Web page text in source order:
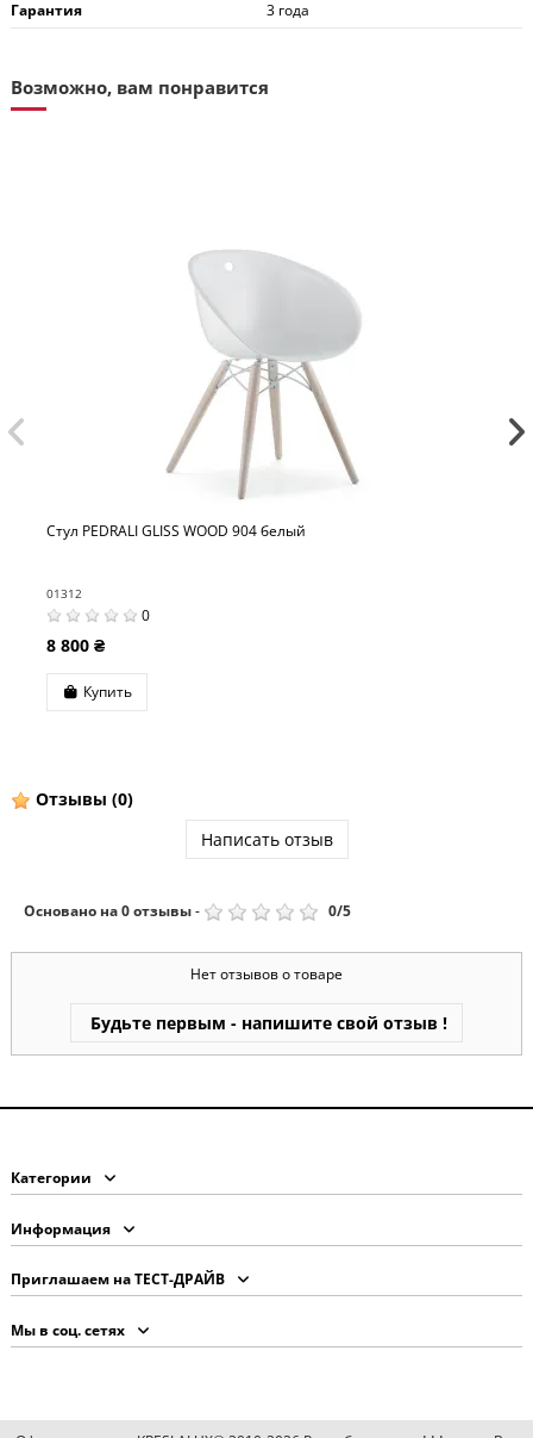
Гарантия
3 года
Возможно, вам понравится
WOOD 904 белый
Отзывы (0)
Написать отзыв
Основано на0отзывы- 0/5
Нет отзывов о товаре
Будьте первым - напишите свой отзыв !
Категории
Информация
Приглашаем на ТЕСТ-ДРАЙВ
Мы в соц. сетях